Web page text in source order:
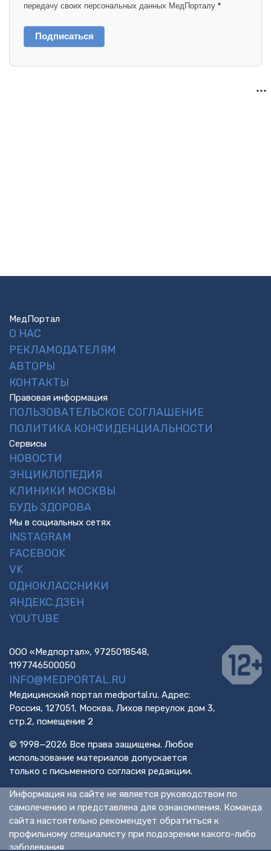
передачу своих персональных данных МедПорталу *
Подписаться
МедПортал
О НАС
РЕКЛАМОДАТЕЛЯМ
АВТОРЫ
КОНТАКТЫ
Правовая информация
ПОЛЬЗОВАТЕЛЬСКОЕ СОГЛАШЕНИЕ
ПОЛИТИКА КОНФИДЕНЦИАЛЬНОСТИ
Сервисы
НОВОСТИ
ЭНЦИКЛОПЕДИЯ
КЛИНИКИ МОСКВЫ
БУДЬ ЗДОРОВА
Мы в социальных сетях
INSTAGRAM
FACEBOOK
VK
ОДНОКЛАССНИКИ
ЯНДЕКС.ДЗЕН
YOUTUBE
ООО «Медпортал», 9725018548,
1197746500050
INFO@MEDPORTAL.RU
Медицинский портал medportal.ru. Адрес:
Россия, 127051, Москва, Лихов переулок дом 3,
стр.2, помещение 2
© 1998—2026 Все права защищены. Любое
использование материалов допускается
только с письменного согласия редакции.
Информация на сайте не является руководством по
самолечению и представлена для ознакомления. Команда
сайта настоятельно рекомендует обратиться к
профильному специалисту при подозрении какого-либо
заболевания.